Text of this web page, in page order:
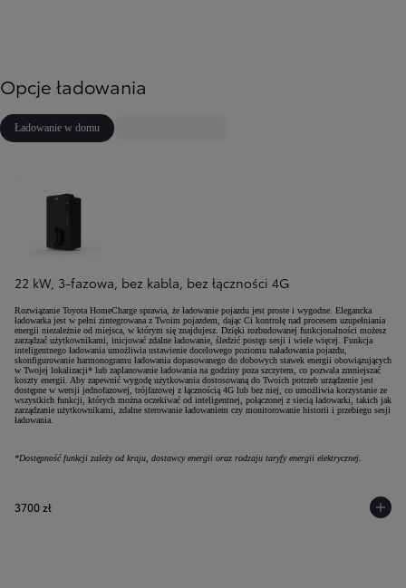
Opcje ładowania
Ładowanie w domu
22 kW, 3-fazowa, bez kabla, bez łączności 4G
Rozwiązanie Toyota HomeCharge sprawia, że ładowanie pojazdu jest proste i wygodne. Elegancka
ładowarka jest w pełni zintegrowana z Twoim pojazdem, dając Ci kontrolę nad procesem uzupełniania
energii niezależnie od miejsca, w którym się znajdujesz. Dzięki rozbudowanej funkcjonalności możesz
zarządzać użytkownikami, inicjować zdalne ładowanie, śledzić postęp sesji i wiele więcej. Funkcja
inteligentnego ładowania umożliwia ustawienie docelowego poziomu naładowania pojazdu,
skonfigurowanie harmonogramu ładowania dopasowanego do dobowych stawek energii obowiązujących
w Twojej lokalizacji* lub zaplanowanie ładowania na godziny poza szczytem, co pozwala zmniejszać
koszty energii. Aby zapewnić wygodę użytkowania dostosowaną do Twoich potrzeb urządzenie jest
dostępne w wersji jednofazowej, trójfazowej z łącznością 4G lub bez niej, co umożliwia korzystanie ze
wszystkich funkcji, których można oczekiwać od inteligentnej, połączonej z siecią ładowarki, takich jak
zarządzanie użytkownikami, zdalne sterowanie ładowaniem czy monitorowanie historii i przebiegu sesji
ładowania.
*Dostępność funkcji zależy od kraju, dostawcy energii oraz rodzaju taryfy energii elektrycznej.
3700 zł